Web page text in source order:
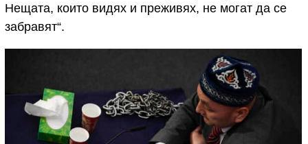
Нещата, които видях и преживях, не могат да се
забравят“.